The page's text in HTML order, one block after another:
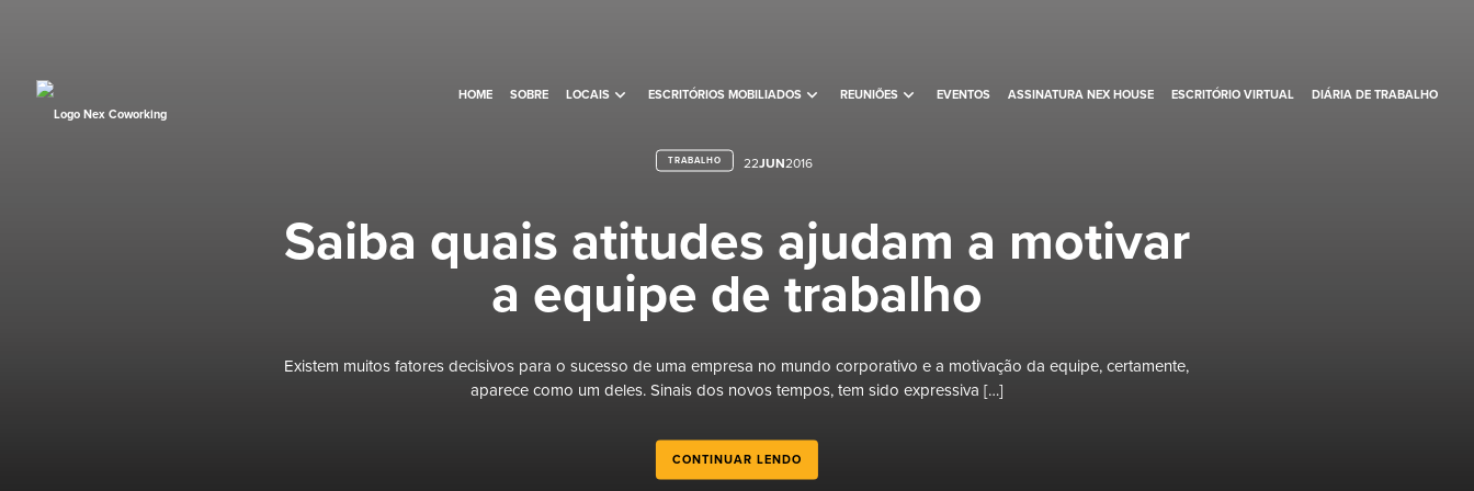
HOME SOBRE LOCAIS expand_more ESCRITÓRIOS MOBILIADOS expand_more REUNIÕES expand_more EVENTOS ASSINATURA NEX HOUSE ESCRITÓRIO VIRTUAL DIÁRIA DE TRABALHO
TRABALHO 22JUN2016
Saiba quais atitudes ajudam a motivar
a equipe de trabalho
Existem muitos fatores decisivos para o sucesso de uma empresa no mundo corporativo e a motivação da equipe, certamente,
aparece como um deles. Sinais dos novos tempos, tem sido expressiva […]
CONTINUAR LENDO